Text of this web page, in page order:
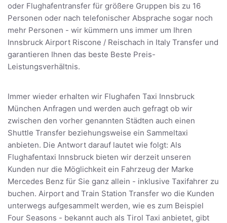
oder Flughafentransfer für größere Gruppen bis zu 16
Personen oder nach telefonischer Absprache sogar noch
mehr Personen - wir kümmern uns immer um Ihren
Innsbruck Airport Riscone / Reischach in Italy Transfer und
garantieren Ihnen das beste Beste Preis-
Leistungsverhältnis.
Immer wieder erhalten wir Flughafen Taxi Innsbruck
München Anfragen und werden auch gefragt ob wir
zwischen den vorher genannten Städten auch einen
Shuttle Transfer beziehungsweise ein Sammeltaxi
anbieten. Die Antwort darauf lautet wie folgt: Als
Flughafentaxi Innsbruck bieten wir derzeit unseren
Kunden nur die Möglichkeit ein Fahrzeug der Marke
Mercedes Benz für Sie ganz allein - inklusive Taxifahrer zu
buchen. Airport and Train Station Transfer wo die Kunden
unterwegs aufgesammelt werden, wie es zum Beispiel
Four Seasons - bekannt auch als Tirol Taxi anbietet, gibt